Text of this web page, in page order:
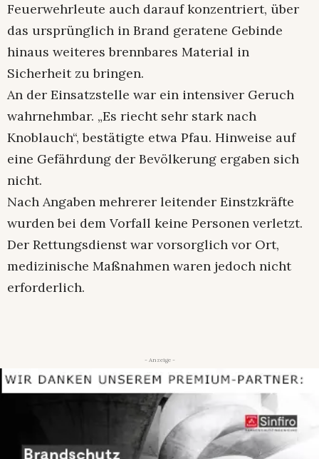
Feuerwehrleute auch darauf konzentriert, über
das ursprünglich in Brand geratene Gebinde
hinaus weiteres brennbares Material in
Sicherheit zu bringen.
An der Einsatzstelle war ein intensiver Geruch
wahrnehmbar. „Es riecht sehr stark nach
Knoblauch“, bestätigte etwa Pfau. Hinweise auf
eine Gefährdung der Bevölkerung ergaben sich
nicht.
Nach Angaben mehrerer leitender Einstzkräfte
wurden bei dem Vorfall keine Personen verletzt.
Der Rettungsdienst war vorsorglich vor Ort,
medizinische Maßnahmen waren jedoch nicht
erforderlich.
- Anzeige -